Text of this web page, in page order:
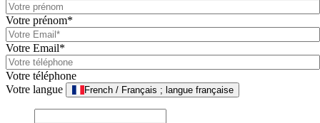
Votre prénom*
Votre Email*
Votre téléphone
Votre langue
French / Français ; langue française